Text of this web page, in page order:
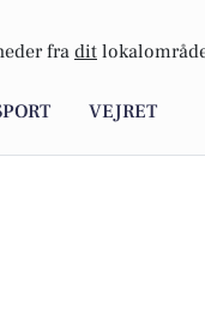
fra dit
VEJRET